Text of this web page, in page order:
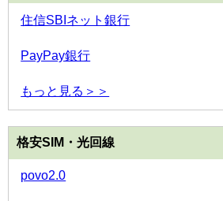
住信SBIネット銀行
PayPay銀行
もっと見る＞＞
格安SIM・光回線
povo2.0